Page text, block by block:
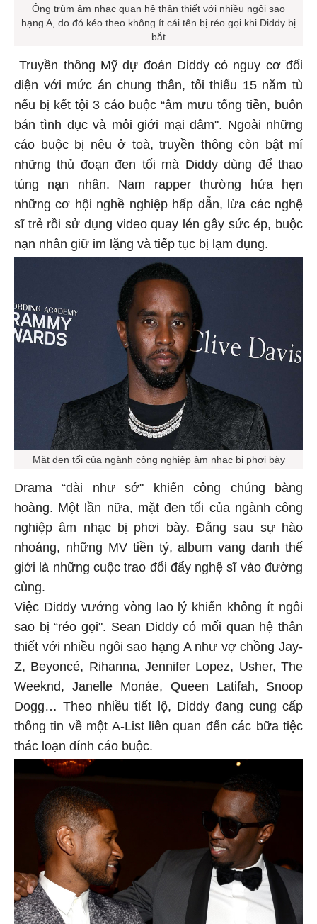
Ông trùm âm nhạc quan hệ thân thiết với nhiều ngôi sao
hạng A, do đó kéo theo không ít cái tên bị réo gọi khi Diddy bị
bắt
Truyền thông Mỹ dự đoán Diddy có nguy cơ đối
diện với mức án chung thân, tối thiểu 15 năm tù
nếu bị kết tội 3 cáo buộc “âm mưu tống tiền, buôn
bán tình dục và môi giới mại dâm". Ngoài những
cáo buộc bị nêu ở toà, truyền thông còn bật mí
những thủ đoạn đen tối mà Diddy dùng để thao
túng nạn nhân. Nam rapper thường hứa hẹn
những cơ hội nghề nghiệp hấp dẫn, lừa các nghệ
sĩ trẻ rồi sử dụng video quay lén gây sức ép, buộc
nạn nhân giữ im lặng và tiếp tục bị lạm dụng.
Mặt đen tối của ngành công nghiệp âm nhạc bị phơi bày
Drama “dài như sớ" khiến công chúng bàng
hoàng. Một lần nữa, mặt đen tối của ngành công
nghiệp âm nhạc bị phơi bày. Đằng sau sự hào
nhoáng, những MV tiền tỷ, album vang danh thế
giới là những cuộc trao đổi đẩy nghệ sĩ vào đường
cùng.
Việc Diddy vướng vòng lao lý khiến không ít ngôi
sao bị “réo gọi". Sean Diddy có mối quan hệ thân
thiết với nhiều ngôi sao hạng A như vợ chồng Jay-
Z, Beyoncé, Rihanna, Jennifer Lopez, Usher, The
Weeknd, Janelle Monáe, Queen Latifah, Snoop
Dogg… Theo nhiều tiết lộ, Diddy đang cung cấp
thông tin về một A-List liên quan đến các bữa tiệc
thác loạn dính cáo buộc.